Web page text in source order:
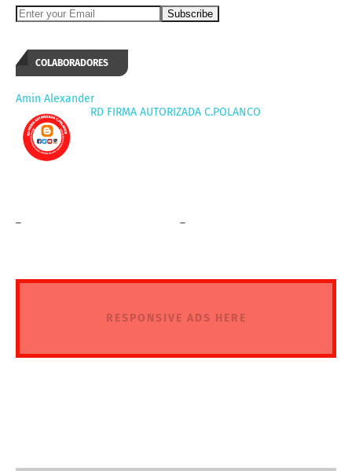
COLABORADORES
Amin Alexander
RD FIRMA AUTORIZADA C.POLANCO
RESPONSIVE ADS HERE